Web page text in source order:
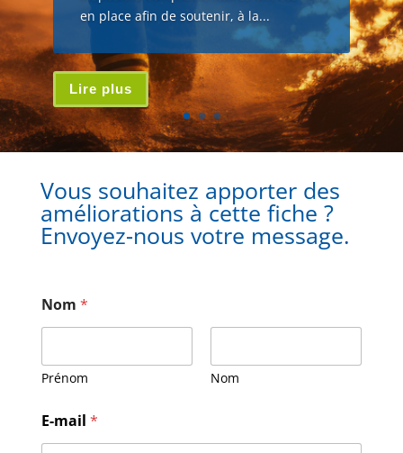
en place afin de soutenir, à la...
Lire plus
Vous souhaitez apporter des
améliorations à cette fiche ?
Envoyez-nous votre message.
Nom *
Prénom Nom
M
e
E-mail *